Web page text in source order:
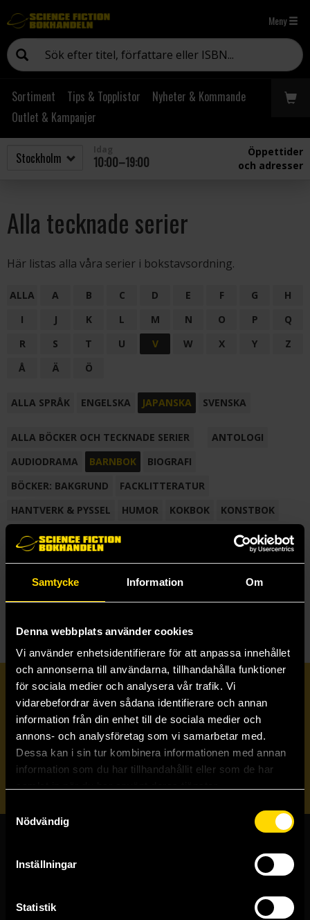
Samtycke Information Om
Denna webbplats använder cookies
Vi använder enhetsidentifierare för att anpassa innehållet
och annonserna till användarna, tillhandahålla funktioner
för sociala medier och analysera vår trafik. Vi
vidarebefordrar även sådana identifierare och annan
information från din enhet till de sociala medier och
annons- och analysföretag som vi samarbetar med.
Dessa kan i sin tur kombinera informationen med annan
information som du har tillhandahållit eller som de har
Nödvändig
Inställningar
Statistik
Meny
Sortiment Tips & Topplistor
Nyheter & Kommande
Outlet & Kampanjer
10:00–19:00
Öppettider
och adresser
Alla tecknade serier
Här listas alla våra serier i bokstavsordning.
ALLA A B C D E F G
H
I
J K L M N O P
Q
R
S T U V W X Y
Z
Å
Ä Ö
ALLA SPRÅK ENGELSKA JAPANSKA SVENSKA
ALLA BÖCKER OCH TECKNADE SERIER
ANTOLOGI
AUDIODRAMA
BARNBOK
BIOGRAFI
BÖCKER: BAKGRUND
FACKLITTERATUR
HANTVERK & PYSSEL
HUMOR KOKBOK
KONSTBOK
KORTROMAN
LÄROBOK
NOVELL
SAMLINGSVOLYM
TECKNA & MÅLA TECKNAD SERIE
Prenumerera på vårt nyhetsbrev
Veckobrevet
Skicka
Butiker & kundtjänst
Västerlånggatan 48